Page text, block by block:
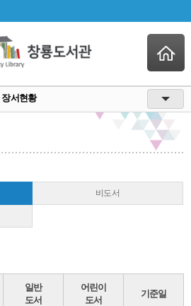
장서현황
비도서
일반
도서
어린이
도서
기준일